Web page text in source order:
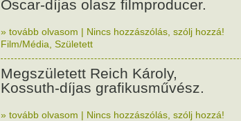
Oscar-díjas olasz filmproducer.
» tovább olvasom | Nincs hozzászólás, szólj hozzá!
Film/Média Született
Megszületett Reich Károly,
Kossuth-díjas grafikusművész.
» tovább olvasom | Nincs hozzászólás, szólj hozzá!